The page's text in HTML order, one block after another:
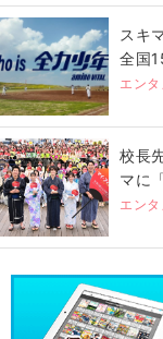
スキ
全国
エンタ
校長
マに
エンタ